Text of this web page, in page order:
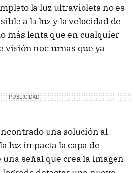
la luz ultravioleta no es
a la luz y la velocidad de
más lenta que en cualquier
visión nocturnas que ya
una solución al
luz impacta la capa de
una señal que crea la imagen